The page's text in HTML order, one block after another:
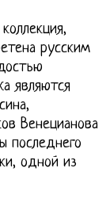
русским
являются
Венецианова
последнего
одной из